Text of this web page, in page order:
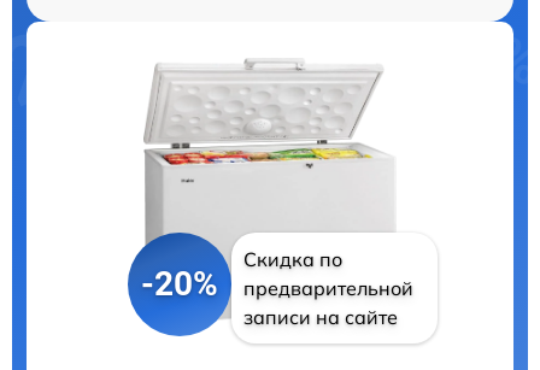
-20%
Скидка по
предварительной
записи на сайте